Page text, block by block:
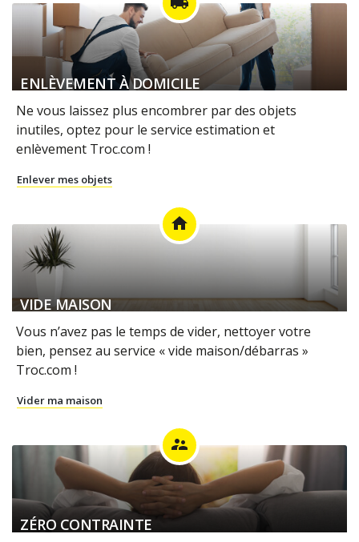
ENLÈVEMENT À DOMICILE
Ne vous laissez plus encombrer par des objets
inutiles, optez pour le service estimation et
enlèvement Troc.com !
Enlever mes objets
home
VIDE MAISON
Vous n’avez pas le temps de vider, nettoyer votre
bien, pensez au service « vide maison/débarras »
Troc.com !
Vider ma maison
supervisor_account
ZÉRO CONTRAINTE